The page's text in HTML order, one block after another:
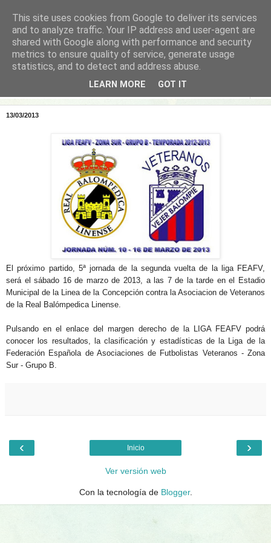
13/03/2013
El próximo partido, 5ª jornada de la segunda vuelta de la liga FEAFV,
será elsábado 16de marzode 2013, a las 7 de latarde en el Estadio
Municipal de la Linea de la Concepción contra l a Asociacion de Veteranos
de la Real Balómpedica Linense.
Pulsando en el enlace del margen derecho de la LIGA FEAFV podrá
conocer los resultados, la clasificación y estadísticas de la Liga de la
Federación Española de Asociaciones de Futbolistas Veteranos - Zona
Sur - Grupo B.
‹ ›
Inicio
Ver versión web
Con la tecnología de Blogger.
This site uses cookies from Google to deliver its services
and to analyze traffic. Your IP address and user-agent are
shared with Google along with performance and security
metrics to ensure quality of service, generate usage
statistics, and to detect and address abuse.
LEARN MORE GOT IT